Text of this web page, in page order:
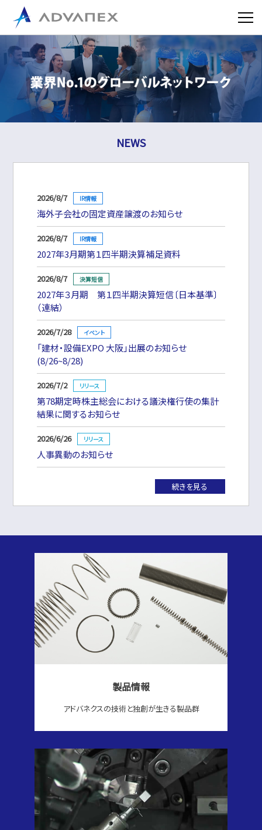
NEWS
2026/8/7
海外子会社の固定資産譲渡のお知らせ
2026/8/7
2027年3月期第１四半期決算補足資料
2026/8/7
2027年３月期 第１四半期決算短信〔日本基準〕
（連結）
2026/7/28
「建材・設備EXPO 大阪」出展のお知らせ
(8/26~8/28)
2026/7/2
第78期定時株主総会における議決権行使の集計
結果に関するお知らせ
2026/6/26
人事異動のお知らせ
続きを見る
製品情報
アドバネクスの技術と独創が生きる製品群